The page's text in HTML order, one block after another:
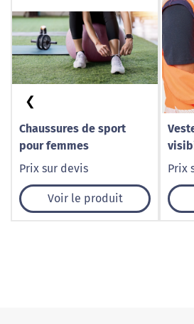
Chaussures de sport
pour femmes
Prix sur devis
Voir le produit
Prix
❮